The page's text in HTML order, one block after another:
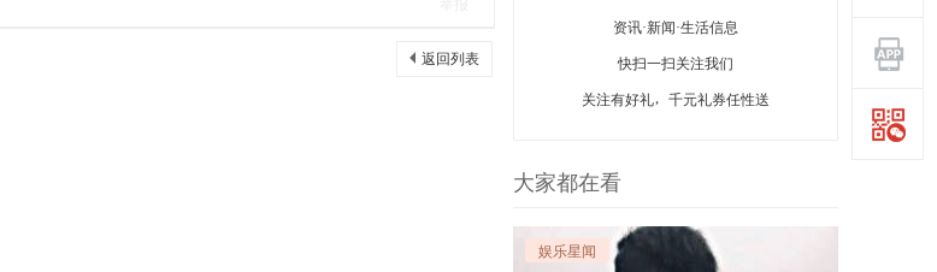
返回列表
资讯·新闻·生活信息
快扫一扫关注我们
关注有好礼，千元礼券任性送
大家都在看
娱乐星闻